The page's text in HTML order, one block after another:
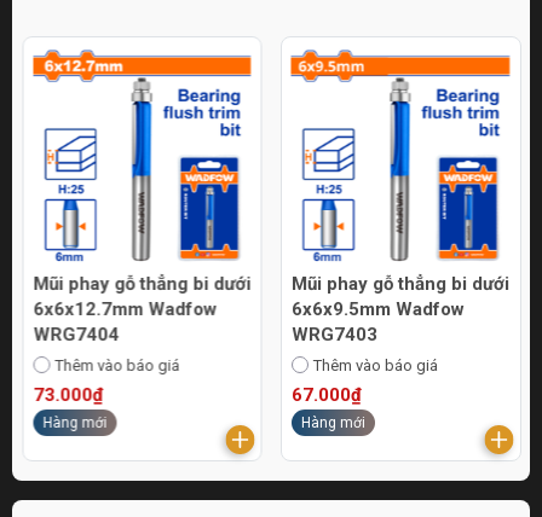
Mũi phay gỗ thẳng bi dưới
6x6x12.7mm Wadfow
WRG7404
Thêm vào báo giá
73.000₫
Hàng mới
Mũi phay gỗ thẳng bi dưới
6x6x9.5mm Wadfow
WRG7403
Thêm vào báo giá
67.000₫
Hàng mới